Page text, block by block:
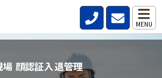
MENU
場 顔認証入退管理